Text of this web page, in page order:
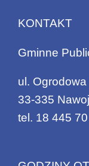
KONTAKT
Gminne
ul. Ogrodowa
33-335
tel. 18 445